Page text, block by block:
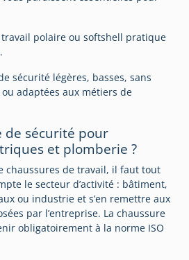
polaire ou softshell pratique
sécurité légères, basses, sans
adaptées aux métiers de
de sécurité pour
et plomberie ?
chaussures de travail, il faut tout
le secteur d’activité : bâtiment,
ou industrie et s’en remettre aux
par l’entreprise. La chaussure
obligatoirement à la norme ISO